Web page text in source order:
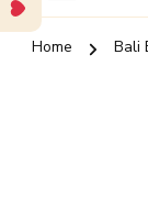
Home Bali